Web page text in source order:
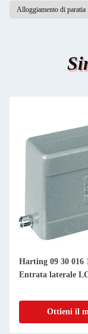
Alloggiamento di paratia
Harting 09 30 016
Entrata laterale
Ottieni il